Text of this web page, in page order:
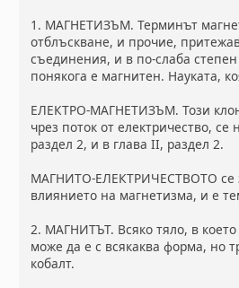
1. МАГНЕТИЗЪМ. Терминът
отблъскване, и прочие,
съединения, и в по-слаба
понякога е магнитен. Науката,
ЕЛЕКТРО-МАГНЕТИЗЪМ. Този
чрез поток от електричество,
раздел 2, и в глава II, раздел 2.
МАГНИТО-ЕЛЕКТРИЧЕСТВОТО се
влиянието на магнетизма, и е
2. МАГНИТЪТ. Всяко тяло, в
може да е с всякаква форма, но
кобалт.